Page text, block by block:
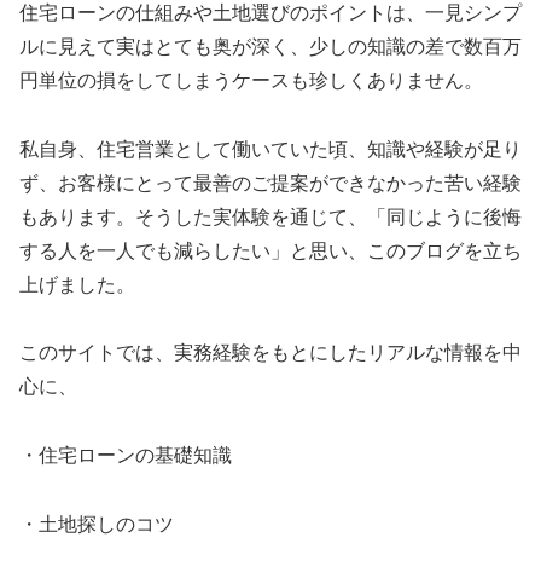
住宅ローンの仕組みや土地選びのポイントは、一見シンプ
ルに見えて実はとても奥が深く、少しの知識の差で数百万
円単位の損をしてしまうケースも珍しくありません。
私自身、住宅営業として働いていた頃、知識や経験が足り
ず、お客様にとって最善のご提案ができなかった苦い経験
もあります。そうした実体験を通じて、「同じように後悔
する人を一人でも減らしたい」と思い、このブログを立ち
上げました。
このサイトでは、実務経験をもとにしたリアルな情報を中
心に、
・住宅ローンの基礎知識
・土地探しのコツ